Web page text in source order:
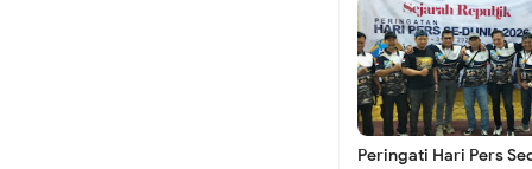
Menuju Langkah
Baru Periode
Peringati Hari Pers